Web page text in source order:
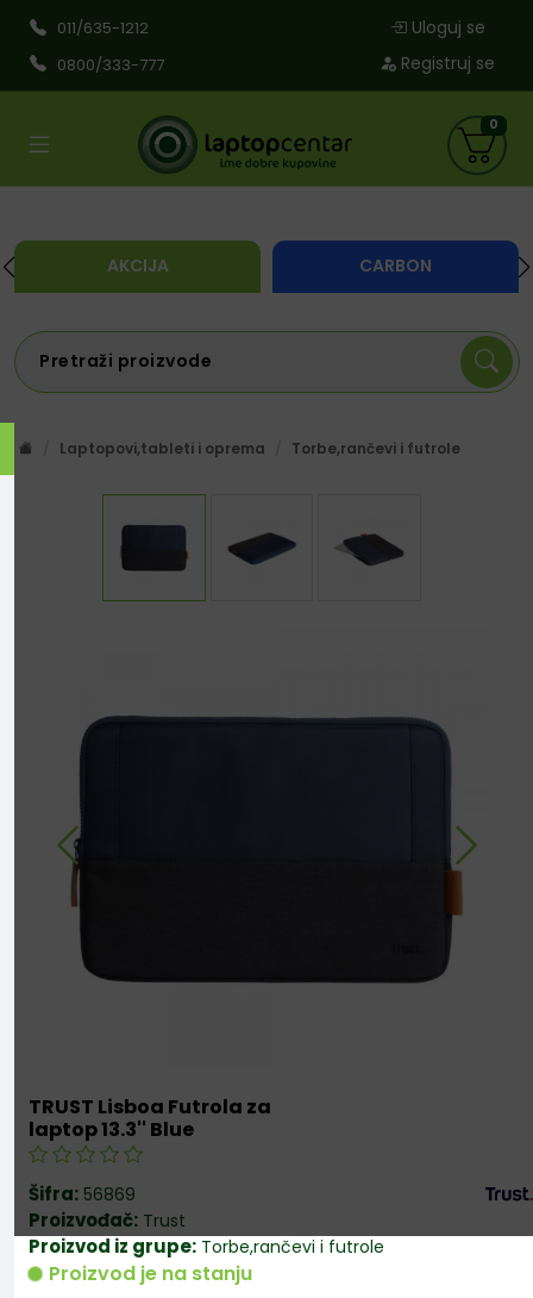
011/635-1212
0800/333-777
Uloguj se
Registruj se
AKCIJA CARBON
0
Laptopovi,tableti i oprema Torbe,rančevi i futrole
TRUST Lisboa Futrola za
laptop 13.3'' Blue
Šifra: 56869
Proizvođač: Trust
Proizvod iz grupe: Torbe,rančevi i futrole
Proizvod je na stanju